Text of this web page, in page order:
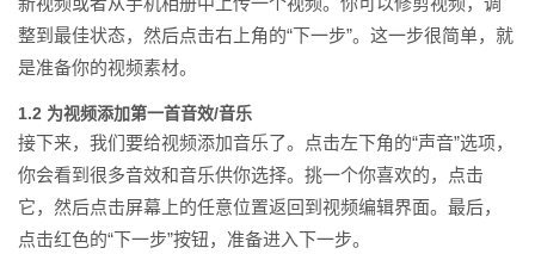
整到最佳状态，然后点击右上角的“下一步”。这一步很简单，就
是准备你的视频素材。
1.2 为视频添加第一首音效/音乐
接下来，我们要给视频添加音乐了。点击左下角的“声音”选项，
你会看到很多音效和音乐供你选择。挑一个你喜欢的，点击
它，然后点击屏幕上的任意位置返回到视频编辑界面。最后，
点击红色的“下一步”按钮，准备进入下一步。